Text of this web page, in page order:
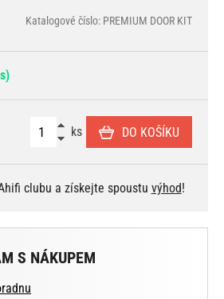
Katalogové číslo: PREMIUM DOOR KIT
ks DO KOŠÍKU
clubu a získejte spoustu výhod!
S NÁKUPEM